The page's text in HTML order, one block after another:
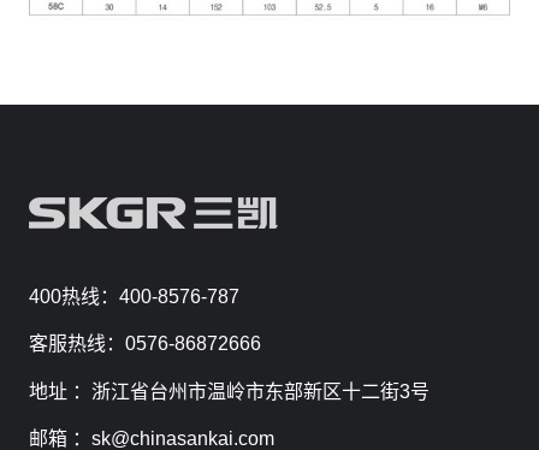
400热线：400-8576-787
客服热线：0576-86872666
地址 ：浙江省台州市温岭市东部新区十二街3号
邮箱 ：sk@chinasankai.com